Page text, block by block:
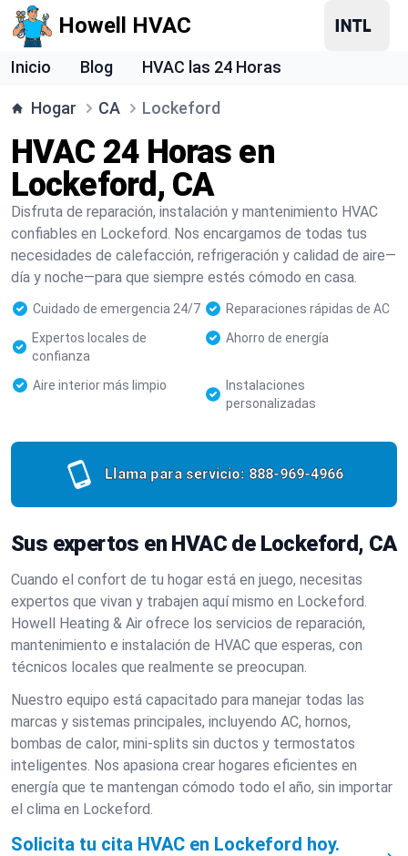
Howell HVAC
Inicio Blog HVAC las 24 Horas
Hogar CA Lockeford
HVAC 24 Horas en
Lockeford, CA
Disfruta de reparación, instalación y mantenimiento HVAC
confiables en Lockeford. Nos encargamos de todas tus
necesidades de calefacción, refrigeración y calidad de aire—
día y noche—para que siempre estés cómodo en casa.
Cuidado de emergencia 24/7
Reparaciones rápidas de AC
Expertos locales de
confianza
Ahorro de energía
Aire interior más limpio
Instalaciones
personalizadas
Llama para servicio: 888-969-4966
Sus expertos en HVAC de Lockeford, CA
Cuando el confort de tu hogar está en juego, necesitas
expertos que vivan y trabajen aquí mismo en Lockeford.
Howell Heating & Air ofrece los servicios de reparación,
mantenimiento e instalación de HVAC que esperas, con
técnicos locales que realmente se preocupan.
Nuestro equipo está capacitado para manejar todas las
marcas y sistemas principales, incluyendo AC, hornos,
bombas de calor, mini-splits sin ductos y termostatos
inteligentes. Nos apasiona crear hogares eficientes en
energía que te mantengan cómodo todo el año, sin importar
el clima en Lockeford.
Solicita tu cita HVAC en Lockeford hoy.